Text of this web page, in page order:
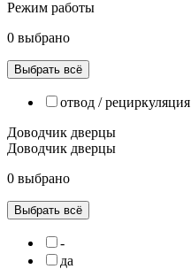
Режим работы
0 выбрано
Выбрать всё
отвод / рециркуляция
Доводчик дверцы
Доводчик дверцы
0 выбрано
Выбрать всё
-
да